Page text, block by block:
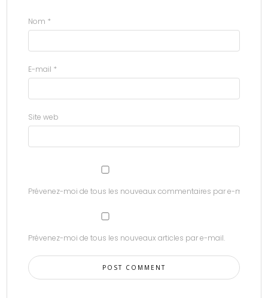
Nom *
E-mail *
Site web
Prévenez-moi de tous les nouveaux commentaires par e-mail.
Prévenez-moi de tous les nouveaux articles par e-mail.